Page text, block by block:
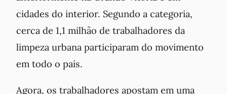
cidades do interior. Segundo a categoria,
cerca de 1,1 milhão de trabalhadores da
limpeza urbana participaram do movimento
em todo o país.
Agora, os trabalhadores apostam em uma